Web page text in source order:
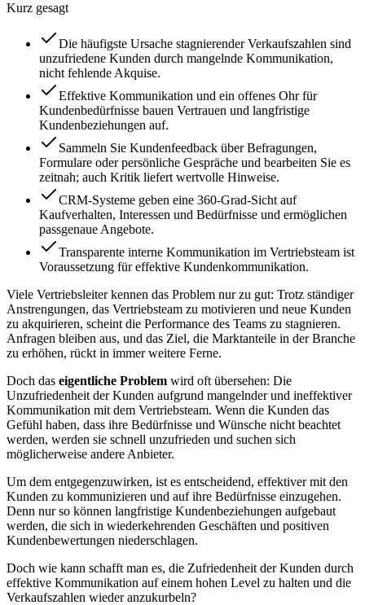
Kurz gesagt
Die häufigste Ursache stagnierender Verkaufszahlen sind
unzufriedene Kunden durch mangelnde Kommunikation,
nicht fehlende Akquise.
Effektive Kommunikation und ein offenes Ohr für
Kundenbedürfnisse bauen Vertrauen und langfristige
Kundenbeziehungen auf.
Sammeln Sie Kundenfeedback über Befragungen,
Formulare oder persönliche Gespräche und bearbeiten Sie es
zeitnah; auch Kritik liefert wertvolle Hinweise.
CRM-Systeme geben eine 360-Grad-Sicht auf
Kaufverhalten, Interessen und Bedürfnisse und ermöglichen
passgenaue Angebote.
Transparente interne Kommunikation im Vertriebsteam ist
Voraussetzung für effektive Kundenkommunikation.
Viele Vertriebsleiter kennen das Problem nur zu gut: Trotz ständiger
Anstrengungen, das Vertriebsteam zu motivieren und neue Kunden
zu akquirieren, scheint die Performance des Teams zu stagnieren.
Anfragen bleiben aus, und das Ziel, die Marktanteile in der Branche
zu erhöhen, rückt in immer weitere Ferne.
Doch das eigentliche Problem wird oft übersehen: Die
Unzufriedenheit der Kunden aufgrund mangelnder und ineffektiver
Kommunikation mit dem Vertriebsteam. Wenn die Kunden das
Gefühl haben, dass ihre Bedürfnisse und Wünsche nicht beachtet
werden, werden sie schnell unzufrieden und suchen sich
möglicherweise andere Anbieter.
Um dem entgegenzuwirken, ist es entscheidend, effektiver mit den
Kunden zu kommunizieren und auf ihre Bedürfnisse einzugehen.
Denn nur so können langfristige Kundenbeziehungen aufgebaut
werden, die sich in wiederkehrenden Geschäften und positiven
Kundenbewertungen niederschlagen.
Doch wie kann schafft man es, die Zufriedenheit der Kunden durch
effektive Kommunikation auf einem hohen Level zu halten und die
Verkaufszahlen wieder anzukurbeln?